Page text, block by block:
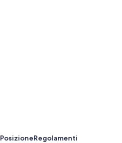
PosizioneRegolamenti